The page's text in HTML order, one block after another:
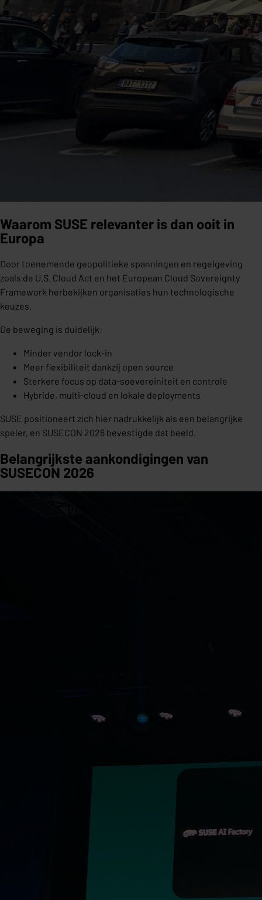
Waarom SUSE relevanter is dan ooit in
Europa
Door toenemende geopolitieke spanningen en regelgeving
zoals de U.S. Cloud Act en het European Cloud Sovereignty
Framework herbekijken organisaties hun technologische
keuzes.
De beweging is duidelijk:
Minder vendor lock-in
Meer flexibiliteit dankzij open source
Sterkere focus op data-soevereiniteit en controle
Hybride, multi-cloud en lokale deployments
SUSE positioneert zich hier nadrukkelijk als een belangrijke
speler, en SUSECON 2026 bevestigde dat beeld.
Belangrijkste aankondigingen van
SUSECON 2026